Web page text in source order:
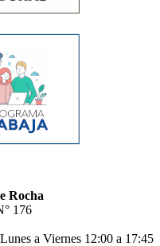
Rocha
176
a Viernes 12:00 a 17:45